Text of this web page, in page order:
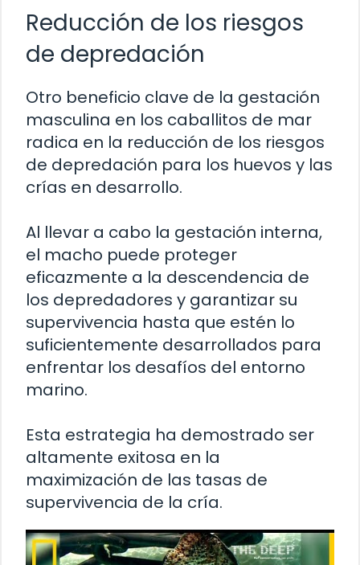
Reducción de los riesgos
de depredación
Otro beneficio clave de la gestación
masculina en los caballitos de mar
radica en la reducción de los riesgos
de depredación para los huevos y las
crías en desarrollo.
Al llevar a cabo la gestación interna,
el macho puede proteger
eficazmente a la descendencia de
los depredadores y garantizar su
supervivencia hasta que estén lo
suficientemente desarrollados para
enfrentar los desafíos del entorno
marino.
Esta estrategia ha demostrado ser
altamente exitosa en la
maximización de las tasas de
supervivencia de la cría.